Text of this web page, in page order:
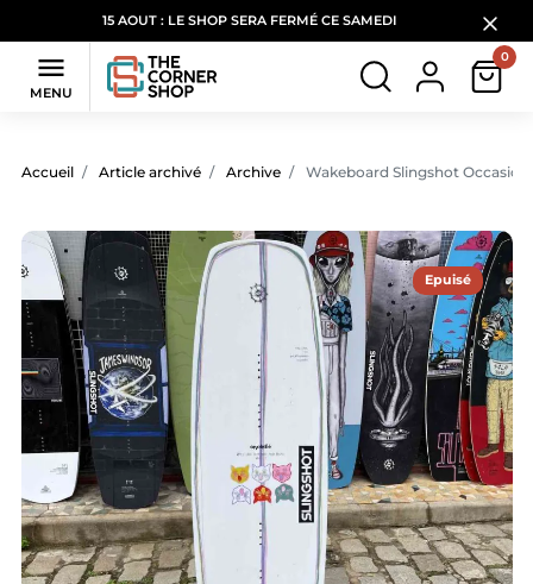
15 AOUT : LE SHOP SERA FERMÉ CE SAMEDI

MENU
0
Accueil Article archivé Archive Wakeboard Slingshot Occasion
Epuisé